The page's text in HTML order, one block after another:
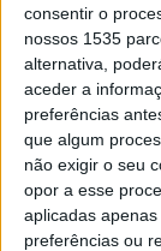
consentir o
nossos 1535
alternativa,
aceder a
preferências
que algum
não exigir o seu
opor a esse
aplicadas
preferências ou
à
população”.
Liderada por
nosso
serviços e da
que todos os
operações